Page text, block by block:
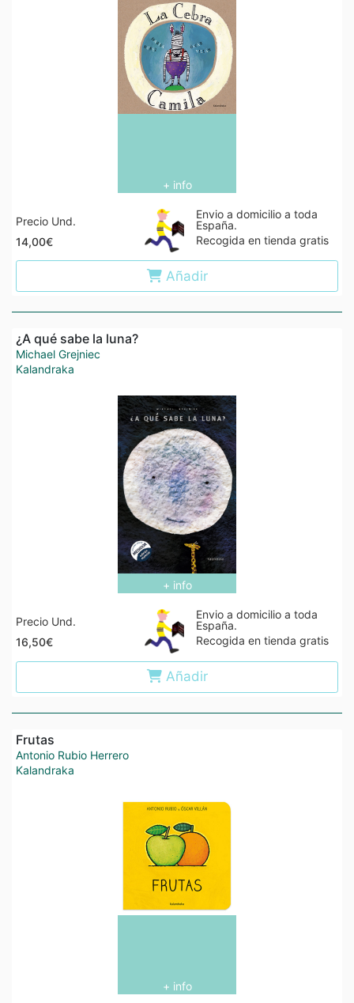
+ info
Precio Und.
14,00€
Envio a domicilio a toda
España.
Recogida en tienda gratis
Añadir
¿A qué sabe la luna?
Michael Grejniec
Kalandraka
+ info
Precio Und.
16,50€
Envio a domicilio a toda
España.
Recogida en tienda gratis
Añadir
Frutas
Antonio Rubio Herrero
Kalandraka
+ info